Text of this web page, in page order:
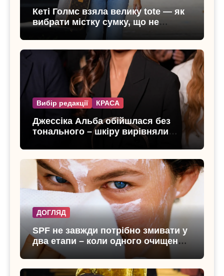
Кеті Голмс взяла велику tote — як
вибрати містку сумку, що не
виглядає громіздкою
Вибір редакції КРАСА
Джессіка Альба обійшлася без
тонального – шкіру вирівняли
ДОГЛЯД
SPF не завжди потрібно змивати у
два етапи – коли одного очищення
достатньо